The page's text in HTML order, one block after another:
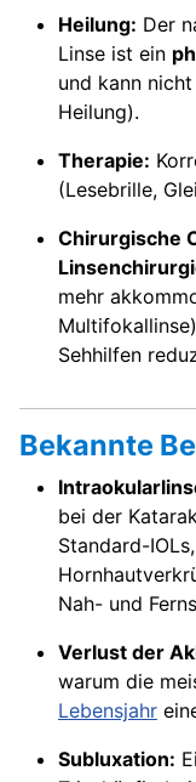
Heilung: Der
Linse ist ein
und kann
Heilung).
Therapie:
(Lesebrille,
Chirurgische
mehr
Sehhilfen
Bekannte
bei der
Standard-
Nah- und
Verlust der
warum die
Lebensjahr
Subluxation: